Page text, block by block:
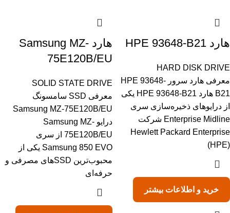
هارد HPE 93648-B21
HARD DISK DRIVE
معرفی هارد سرور HPE 93648-
B21 هارد HPE 93648-B21 یکی
از درایوهای ذخیره‌سازی سری
Enterprise Midline شرکت
Hewlett Packard Enterprise
(HPE)
خرید و اطلاعات بیشتر
هارد Samsung MZ-
75E120B/EU
SOLID STATE DRIVE
معرفی SSD سامسونگ
Samsung MZ-75E120B/EU
درایو Samsung MZ-
75E120B/EU از سری
Samsung 850 EVO یکی از
محبوب‌ترین SSDهای مصرفی و
حرفه‌ای